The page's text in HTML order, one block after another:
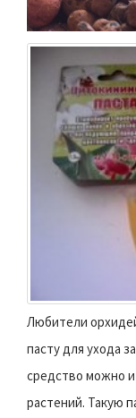
Любители
пасту для ухода
средство можно
растений. Такую